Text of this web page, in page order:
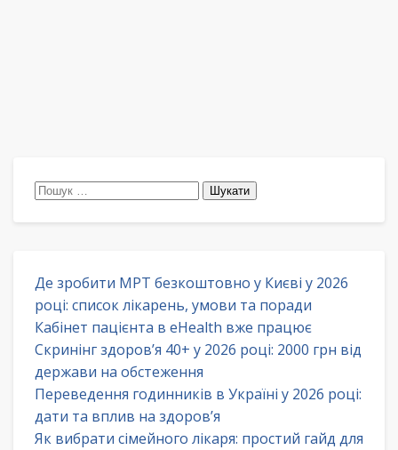
Пошук:
Де зробити МРТ безкоштовно у Києві у 2026
році: список лікарень, умови та поради
Кабінет пацієнта в eHealth вже працює
Скринінг здоров’я 40+ у 2026 році: 2000 грн від
держави на обстеження
Переведення годинників в Україні у 2026 році:
дати та вплив на здоров’я
Як вибрати сімейного лікаря: простий гайд для